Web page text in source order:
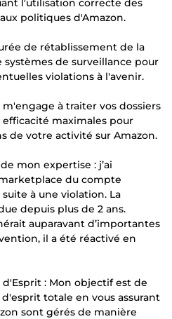
l'utilisation correcte des
politiques d'Amazon.
de rétablissement de la
systèmes de surveillance pour
violations à l'avenir.
à traiter vos dossiers
maximales pour
de votre activité sur Amazon.
mon expertise : j’ai
du compte
à une violation. La
depuis plus de 2 ans.
auparavant d’importantes
il a été réactivé en
: Mon objectif est de
totale en vous assurant
sont gérés de manière